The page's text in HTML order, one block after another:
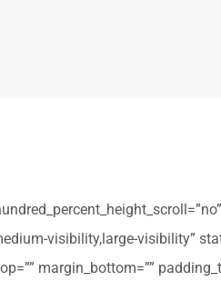
visibility,large-visibility”
margin_bottom=””